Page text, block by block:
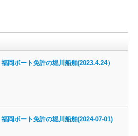
福岡ボート免許の堀川船舶(2023.4.24）
福岡ボート免許の堀川船舶(2024-07-01)